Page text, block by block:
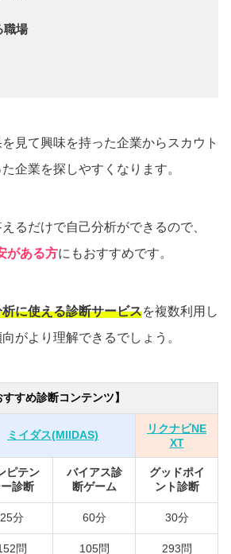
職場
見て興味を持った企業からスカウト
企業を探しやすくなります。
るだけで自己分析ができるので、
がある方にもおすすめです。
に使える診断サービスを複数利用し
がより理解できるでしょう。
すすめ診断コンテンツ】
ミイダス(MIIDAS)
リクナビNE
XT
ピテン
診断
バイアス診
断ゲーム
グッドポイ
ント診断
25分 60分 30分
問 105問 293問